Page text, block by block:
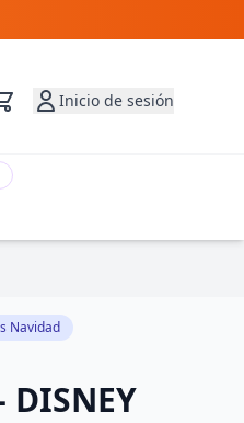
Inicio de sesión
Navidad